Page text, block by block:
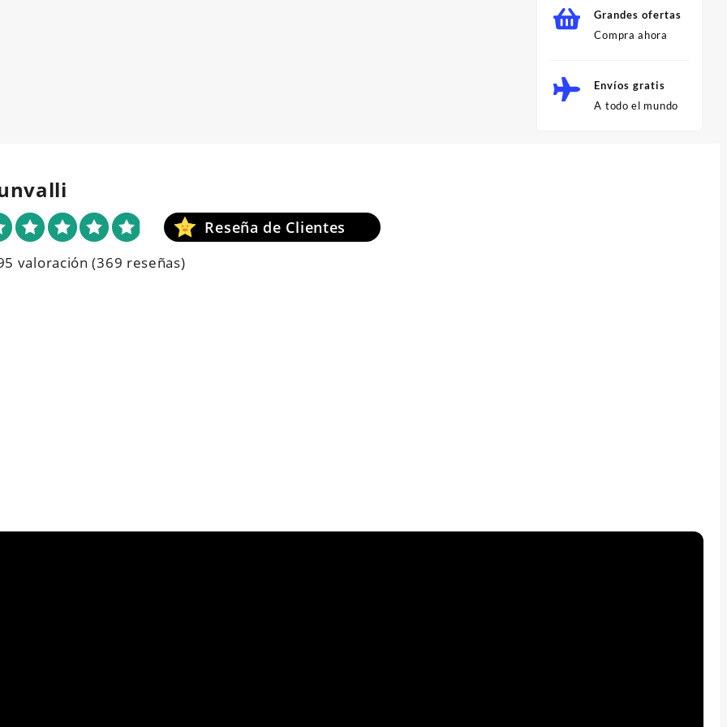
Grandes ofertas
Compra ahora
Envíos gratis
A todo el mundo
valoración (369 reseñas)